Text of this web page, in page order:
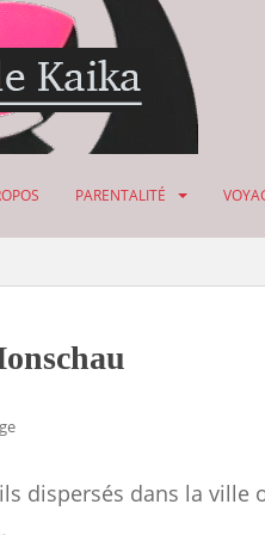
PARENTALITÉ
dispersés dans la ville